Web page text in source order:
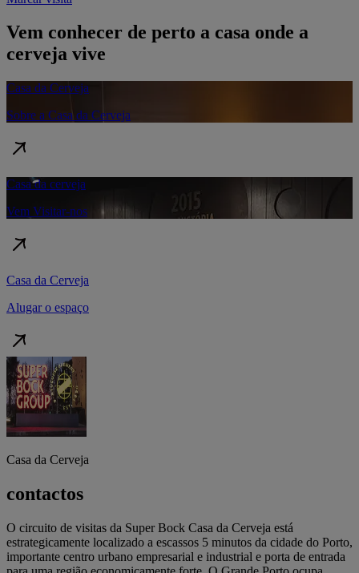
Vem conhecer de perto a casa onde a
cerveja vive
Casa da Cerveja
Sobre a Casa da Cerveja
Casa da cerveja
Vem Visitar-nos
Casa da Cerveja
Alugar o espaço
Casa da Cerveja
contactos
O circuito de visitas da Super Bock Casa da Cerveja está
estrategicamente localizado a escassos 5 minutos da cidade do Porto,
importante centro urbano empresarial e industrial e porta de entrada